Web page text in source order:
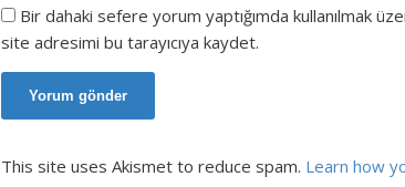
Bir dahaki sefere yorum yaptığımda kullanılmak
site adresimi bu tarayıcıya kaydet.
This site uses Akismet to reduce spam. Learn how